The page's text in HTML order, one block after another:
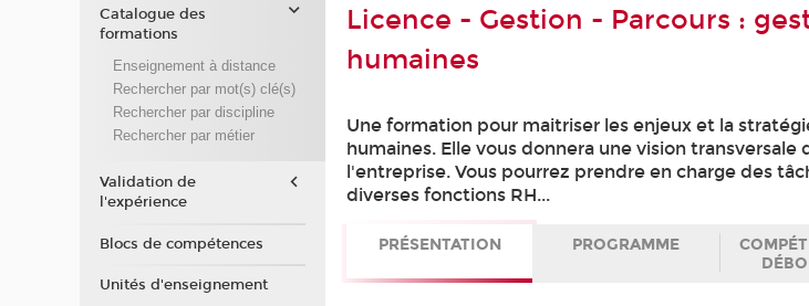
Licence - Gestion - Parcours :
humaines
Une formation pour maitriser les enjeux et la
humaines. Elle vous donnera une vision transversale
l'entreprise. Vous pourrez prendre en charge des
diverses fonctions RH...
PRÉSENTATION PROGRAMME
Catalogue des
formations
Enseignement à distance
Rechercher par mot(s) clé(s)
Rechercher par discipline
Rechercher par métier
Validation de
l'expérience
Blocs de compétences
Unités d'enseignement